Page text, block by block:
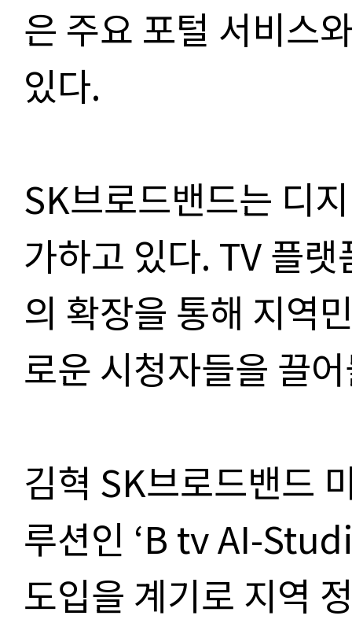
은 주요 포털 서비스
있다.
SK브로드밴드는 디
가하고 있다. TV 플
의 확장을 통해 지역
로운 시청자들을 끌
김혁 SK브로드밴드
루션인 ‘B tv AI-
도입을 계기로 지역